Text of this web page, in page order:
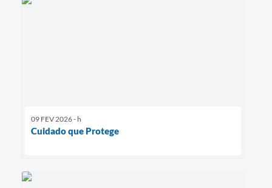
09 FEV 2026 - h
Cuidado que Protege